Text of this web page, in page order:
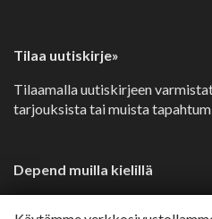
Tilaa uutiskirje»
Tilaamalla uutiskirjeen
tarjouksista tai muista
Depend muilla kielillä